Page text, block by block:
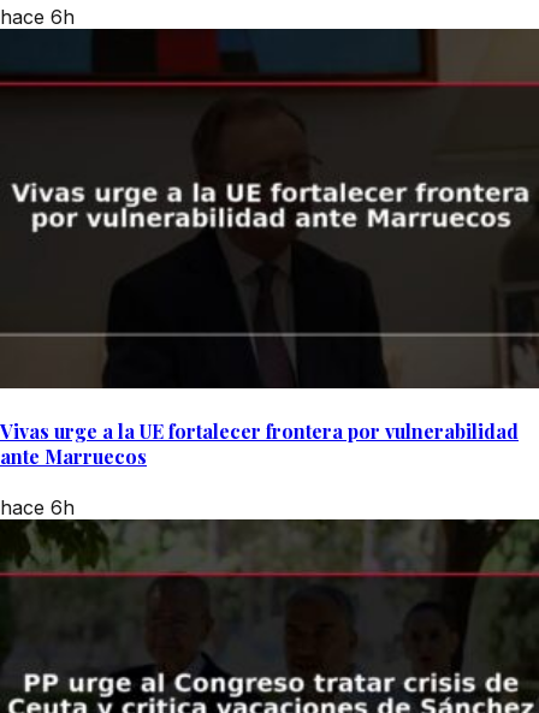
hace 6h
Vivas urge a la UE fortalecer frontera por vulnerabilidad
ante Marruecos
hace 6h